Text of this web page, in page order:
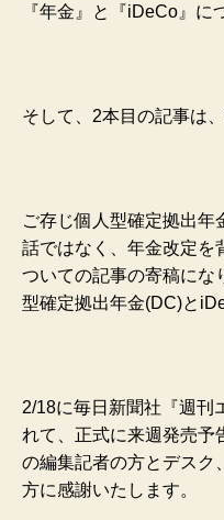
『年金』と『iDeCo』に
そして、2本目の記事は
ご存じ個人型確定拠出年
話ではなく、年金改定を
ついての記事の寄稿にな
型確定拠出年金(DC)と
2/18に毎日新聞社『週刊
れて、正式に来週発売予
の編集記者の方とデスク
方に感謝いたします。